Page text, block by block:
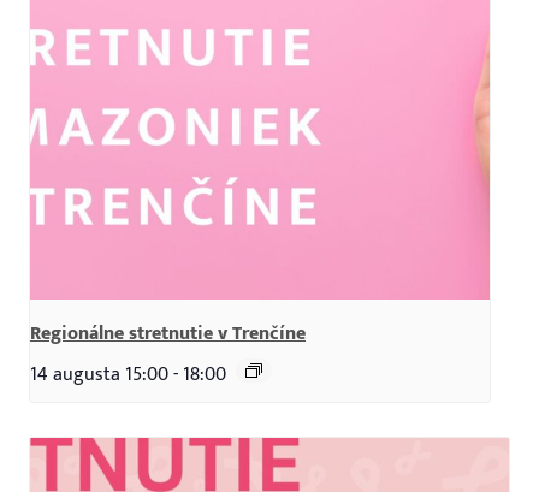
Regionálne stretnutie v Trenčíne
14 augusta 15:00-18:00